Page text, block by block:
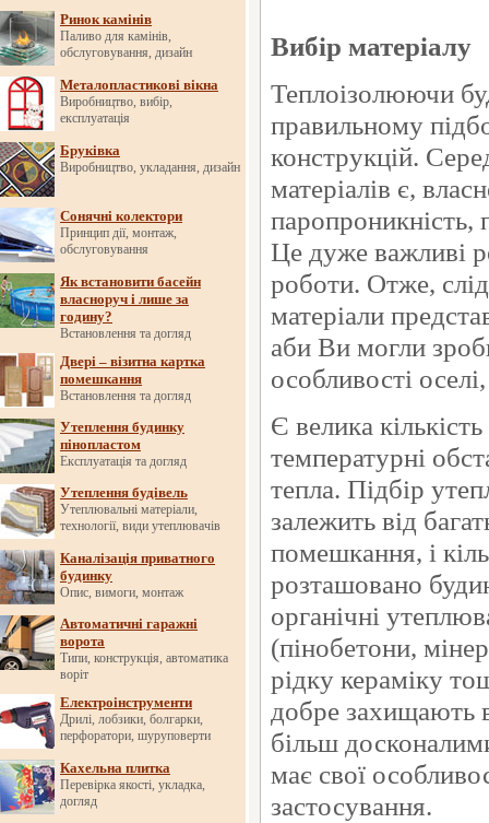
Ринок камінів
Паливо для камінів,
обслуговування, дизайн
Металопластикові вікна
Виробництво, вибір,
експлуатація
Бруківка
Виробництво, укладання, дизайн
Сонячні колектори
Принцип дії, монтаж,
обслуговування
Як встановити басейн
власноруч і лише за
годину?
Встановлення та догляд
Двері – візитна картка
помешкання
Встановлення та догляд
Утеплення будинку
пінопластом
Експлуатація та догляд
Утеплення будівель
Утеплювальні матеріали,
технології, види утеплювачів
Каналізація приватного
будинку
Опис, вимоги, монтаж
Автоматичні гаражні
ворота
Типи, конструкція, автоматика
воріт
Електроінструменти
Дрилі, лобзики, болгарки,
перфоратори, шуруповерти
Кахельна плитка
Перевірка якості, укладка,
догляд
Вибір матеріалу
Теплоізолюючи
правильному
конструкцій.
матеріалів є,
паропроникність,
Це дуже важливі
роботи. Отже,
матеріали
аби Ви могли
особливості
Є велика
температурні
тепла. Підбір
залежить від
помешкання, і
розташовано
органічні
(пінобетони,
рідку кераміку
добре захищають
більш
має свої
застосування.